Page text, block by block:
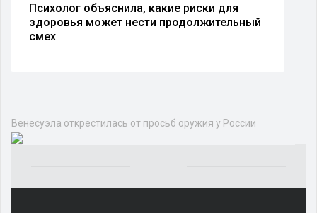
Психолог объяснила, какие риски для
здоровья может нести продолжительный
смех
Венесуэла открестилась от просьб оружия у России